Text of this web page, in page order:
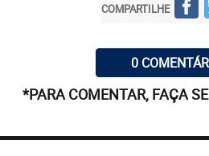
COMPARTILHE
0
*PARA COMENTAR, FAÇA